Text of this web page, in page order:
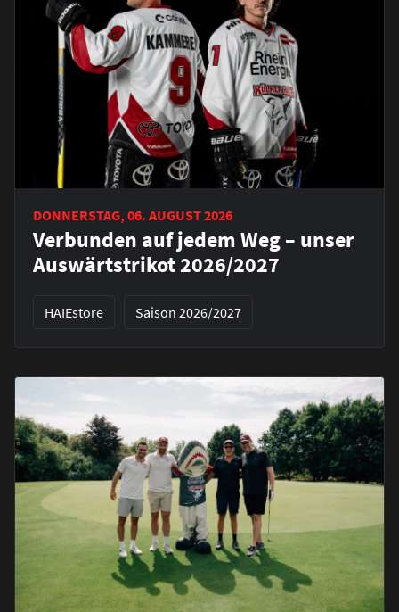
DONNERSTAG, 06. AUGUST 2026
Verbunden auf jedem Weg – unser
Auswärtstrikot 2026/2027
HAIEstore Saison 2026/2027